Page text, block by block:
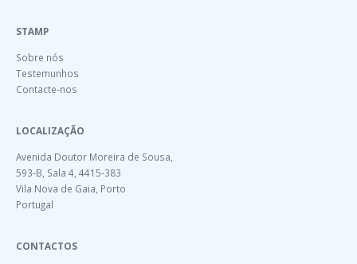
STAMP
Sobre nós
Testemunhos
Contacte-nos
LOCALIZAÇÃO
Avenida Doutor Moreira de Sousa,
593-B, Sala 4, 4415-383
Vila Nova de Gaia, Porto
Portugal
CONTACTOS